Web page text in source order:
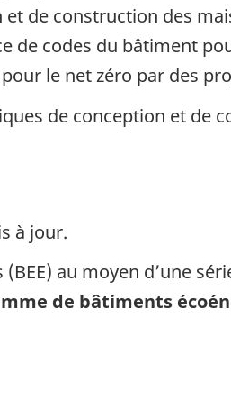
de construction des
de codes du bâtiment
le net zéro par des
de conception et de
à jour.
au moyen d’une
de bâtiments